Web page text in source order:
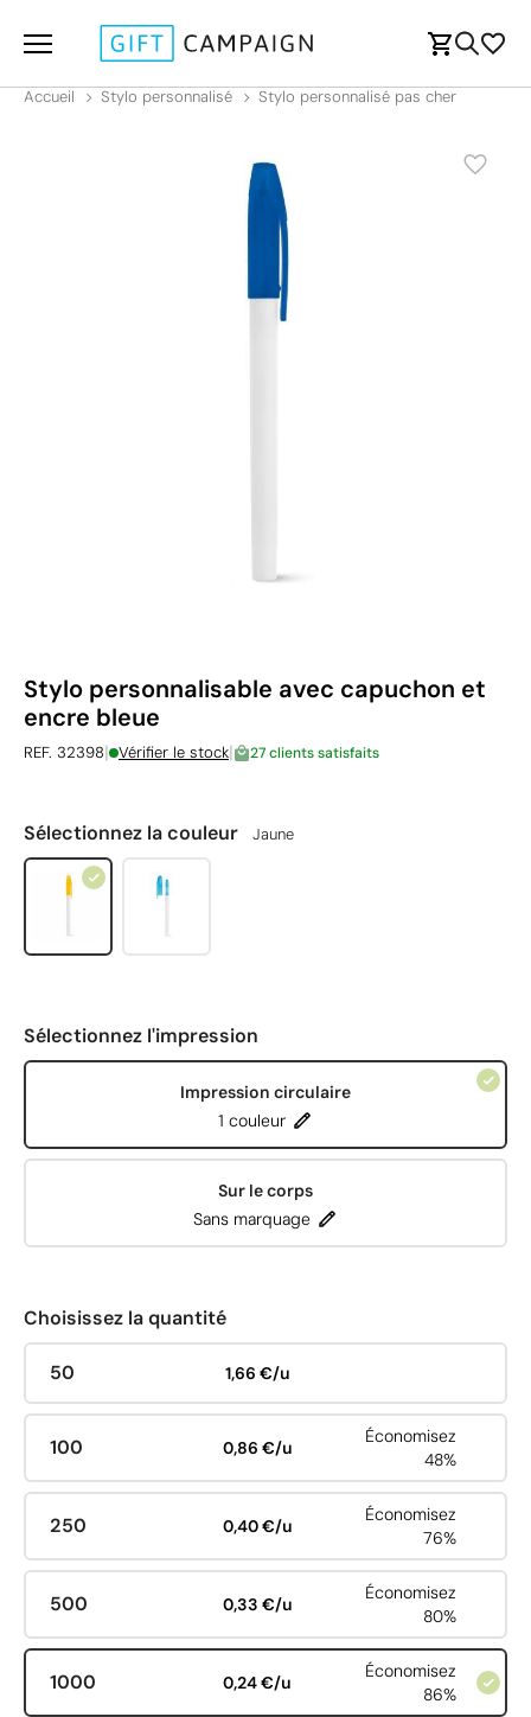
Accueil Stylo personnalisé Stylo personnalisé pas cher
Stylo personnalisable avec capuchon et
encre bleue
REF. 32398| Vérifier le stock| 27 clients satisfaits
Sélectionnez la couleur Jaune
Sélectionnez l'impression
Impression circulaire
1 couleur
Sur le corps
Sans marquage
Choisissez la quantité
50 1,66 €/u
100 0,86 €/u
Économisez
48%
250 0,40 €/u
Économisez
76%
500 0,33 €/u
Économisez
80%
1000 0,24 €/u
Économisez
86%